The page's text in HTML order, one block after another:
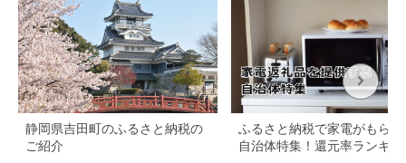
岐阜県 安八町
静岡県吉田町のふるさと納税の
ご紹介
ふるさと納税で家電がもらえ
自治体特集！還元率ランキン